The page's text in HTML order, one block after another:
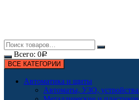
Всего: 0Р
ВСЕ КАТЕГОРИИ
Автоматика и щиты
Автоматы, УЗО,